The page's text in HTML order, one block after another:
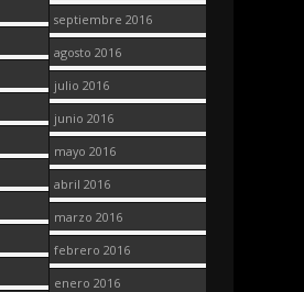
septiembre 2016
agosto 2016
julio 2016
junio 2016
mayo 2016
abril 2016
marzo 2016
febrero 2016
enero 2016